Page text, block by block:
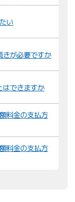
い
きが必要ですか
はできますか
料金の支払方
料金の支払方